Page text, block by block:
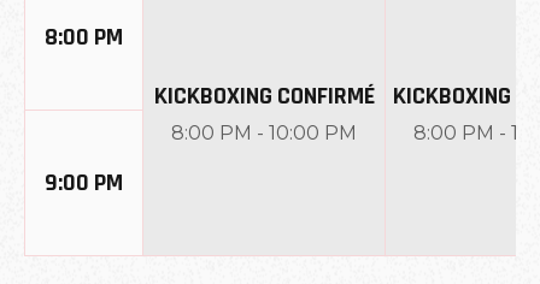
8:00 PM
KICKBOXING CONFIRMÉ
8:00 PM - 10:00 PM
KICKBOXING
8:00 PM -
9:00 PM